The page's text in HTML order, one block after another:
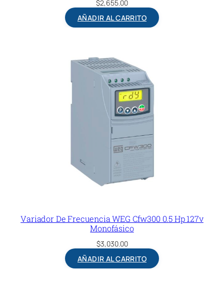
$2,655.00
AÑADIR AL CARRITO
Variador De Frecuencia WEG Cfw300 0.5 Hp 127v
Monofásico
$3,030.00
AÑADIR AL CARRITO